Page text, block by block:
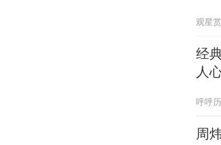
观星
经
人
呼呼
周